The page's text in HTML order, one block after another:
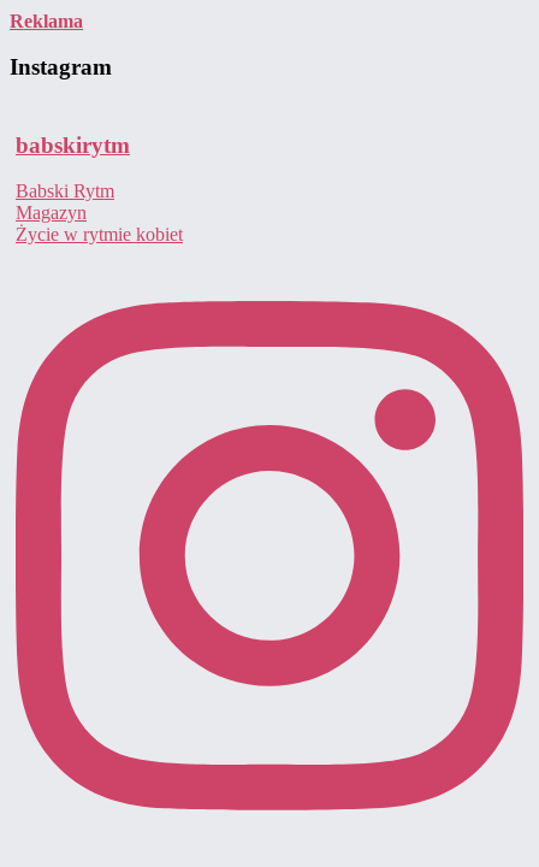
Reklama
Instagram
babskirytm
Babski Rytm
Magazyn
Życie w rytmie kobiet